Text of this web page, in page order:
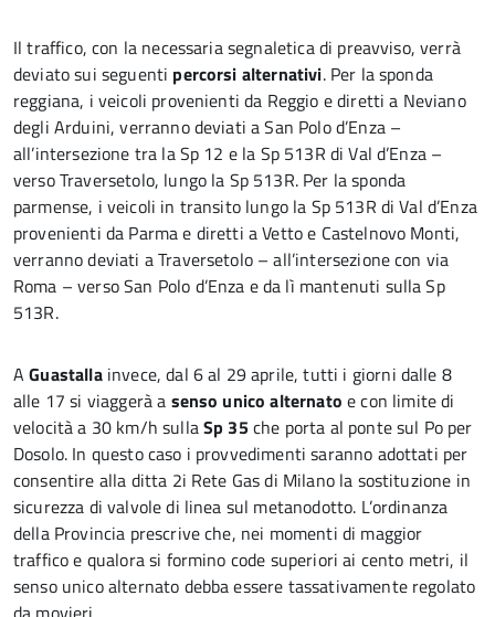
Il traffico, con la necessaria segnaletica di preavviso, verrà
deviato sui seguenti percorsi alternativi. Per la sponda
reggiana, i veicoli provenienti da Reggio e diretti a Neviano
degli Arduini, verranno deviati a San Polo d’Enza –
all’intersezione tra la Sp 12 e la Sp 513R di Val d’Enza –
verso Traversetolo, lungo la Sp 513R. Per la sponda
parmense, i veicoli in transito lungo la Sp 513R di Val d’Enza
provenienti da Parma e diretti a Vetto e Castelnovo Monti,
verranno deviati a Traversetolo – all’intersezione con via
Roma – verso San Polo d’Enza e da lì mantenuti sulla Sp
513R.
AGuastallainvece, dal 6 al 29 aprile, tutti i giorni dalle 8
alle 17 si viaggerà a senso unico alternato e con limite di
velocità a 30 km/h sullaSp 35che porta al ponte sul Po per
Dosolo. In questo caso i provvedimenti saranno adottati per
consentire alla ditta 2i Rete Gas di Milano la sostituzione in
sicurezza di valvole di linea sul metanodotto. L’ordinanza
della Provincia prescrive che, nei momenti di maggior
traffico e qualora si formino code superiori ai cento metri, il
senso unico alternato debba essere tassativamente regolato